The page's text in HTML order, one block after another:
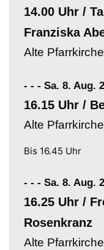
14.00 Uhr /
Franziska
Alte
- - - Sa. 8. Aug.
16.15 Uhr /
Alte
Bis 16.45 Uhr
- - - Sa. 8. Aug.
16.25 Uhr /
Rosenkranz
Alte